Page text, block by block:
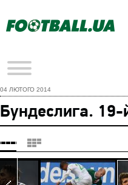
04 ЛЮТОГО 2014
Бундеслига. 19-